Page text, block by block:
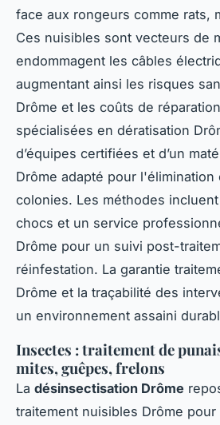
face aux rongeurs comme rats,
Ces nuisibles sont vecteurs de
endommagent les câbles
augmentant ainsi les risques
Drôme et les coûts de
spécialisées en dératisation
d’équipes certifiées et d’un
Drôme adapté pour l'élimination
colonies. Les méthodes
chocs et un service
Drôme pour un suivi post-
réinfestation. La garantie
Drôme et la traçabilité des
un environnement assaini
Insectes : traitement de
mites, guêpes, frelons
La désinsectisation Drôme
traitement nuisibles Drôme